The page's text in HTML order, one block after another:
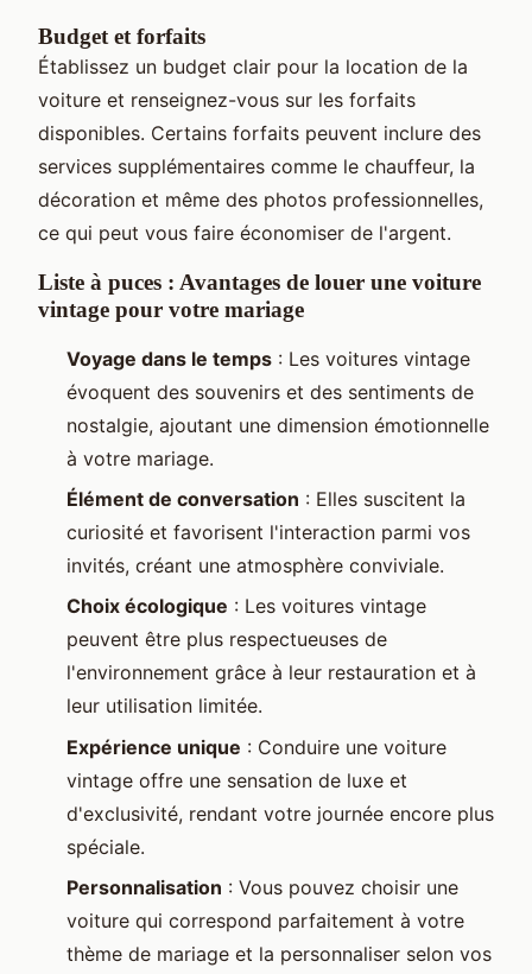
Budget et forfaits
Établissez un budget clair pour la location de la
voiture et renseignez-vous sur les forfaits
disponibles. Certains forfaits peuvent inclure des
services supplémentaires comme le chauffeur, la
décoration et même des photos professionnelles,
ce qui peut vous faire économiser de l'argent.
Liste à puces : Avantages de louer une voiture
vintage pour votre mariage
Voyage dans le temps : Les voitures vintage
évoquent des souvenirs et des sentiments de
nostalgie, ajoutant une dimension émotionnelle
à votre mariage.
Élément de conversation : Elles suscitent la
curiosité et favorisent l'interaction parmi vos
invités, créant une atmosphère conviviale.
Choix écologique : Les voitures vintage
peuvent être plus respectueuses de
l'environnement grâce à leur restauration et à
leur utilisation limitée.
Expérience unique : Conduire une voiture
vintage offre une sensation de luxe et
d'exclusivité, rendant votre journée encore plus
spéciale.
Personnalisation : Vous pouvez choisir une
voiture qui correspond parfaitement à votre
thème de mariage et la personnaliser selon vos